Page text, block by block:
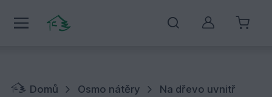
Můj účet
Domů Osmo nátěry
Na dřevo uvnitř